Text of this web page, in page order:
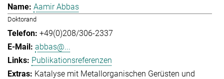
Aamir Abbas
Doktorand
+49(0)208/306-2337
abbas@...
Publikationsreferenzen
Katalyse mit Metallorganischen Gerüsten und